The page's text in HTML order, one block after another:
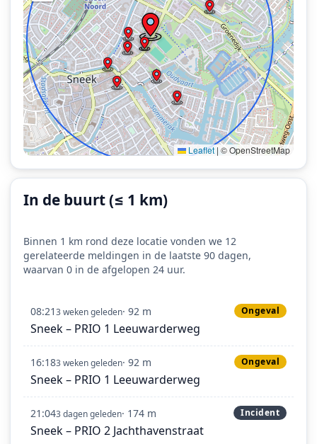
Leaflet | © OpenStreetMap
In de buurt (≤ 1 km)
Binnen 1 km rond deze locatie vonden we 12
gerelateerde meldingen in de laatste 90 dagen,
waarvan 0 in de afgelopen 24 uur.
08:213 weken geleden· 92 m Ongeval
Sneek – PRIO 1 Leeuwarderweg
16:183 weken geleden· 92 m Ongeval
Sneek – PRIO 1 Leeuwarderweg
21:043 dagen geleden· 174 m Incident
Sneek – PRIO 2 Jachthavenstraat